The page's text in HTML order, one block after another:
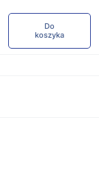
Do
koszyka